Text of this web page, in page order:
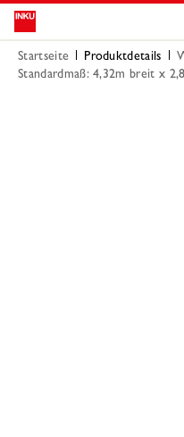
Startseite Produktdetails
Standardmaß: 4,32m breit x